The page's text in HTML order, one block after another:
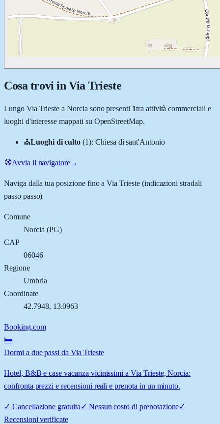
Cosa trovi in Via Trieste
Lungo Via Trieste aNorcia sono presenti 1tra attività commerciali e
luoghi d'interesse mappati su OpenStreetMap.
⛪Luoghi di culto (1): Chiesa di sant'Antonio
🧭Avvia il navigatore→
Naviga dalla tua posizione fino aVia Trieste(indicazioni stradali
passo passo)
Comune
Norcia (PG)
CAP
06046
Regione
Umbria
Coordinate
42.7948, 13.0963
Booking.com
🛏️
Dormi a due passi da Via Trieste
Hotel, B&B e case vacanza vicinissimi a Via Trieste, Norcia:
confronta prezzi e recensioni reali e prenota in un minuto.
✓ Cancellazione gratuita✓ Nessun costo di prenotazione✓
Recensioni verificate